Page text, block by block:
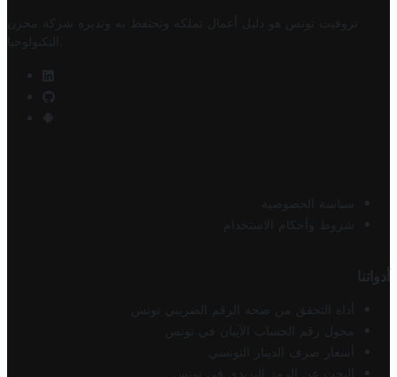
تروفيت تونس هو دليل أعمال تملكه وتحتفظ به وتديره
شركة مخزن
التكنولوجيا
سياسة الخصوصية
شروط وأحكام الاستخدام
أدواتنا
أداة التحقق من صحة الرقم الضريبي تونس
محول رقم الحساب الآيبان في تونس
أسعار صرف الدينار التونسي
البحث عن الرمز البريدي في تونس